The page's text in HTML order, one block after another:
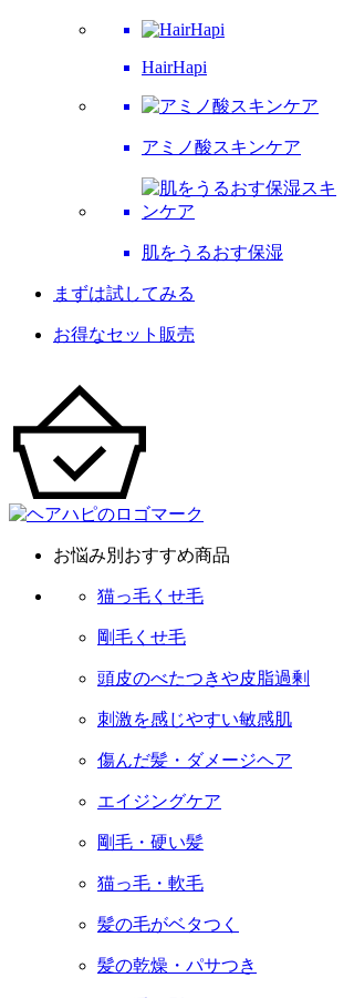
HairHapi
アミノ酸スキンケア
肌をうるおす保湿
まずは試してみる
お得なセット販売
お悩み別おすすめ商品
猫っ毛くせ毛
剛毛くせ毛
頭皮のべたつきや皮脂過剰
刺激を感じやすい敏感肌
傷んだ髪・ダメージヘア
エイジングケア
剛毛・硬い髪
猫っ毛・軟毛
髪の毛がベタつく
髪の乾燥・パサつき